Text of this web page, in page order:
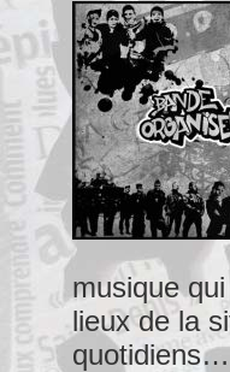
musique
lieux de la
quotidiens…